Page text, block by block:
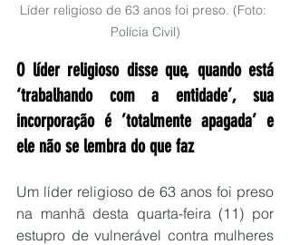
Líder religioso de 63 anos foi preso. (Foto:
Polícia Civil)
O líder religioso disse que, quando está
‘trabalhando com a entidade’, sua
incorporação é ’totalmente apagada’ e
ele não se lembra do que faz
Um líder religioso de 63 anos foi preso
na manhã desta quarta-feira (11) por
estupro de vulnerável contra mulheres